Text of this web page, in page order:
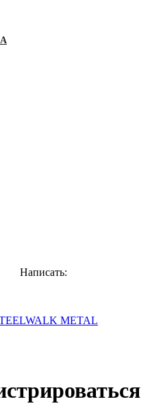
Написать:
METAL